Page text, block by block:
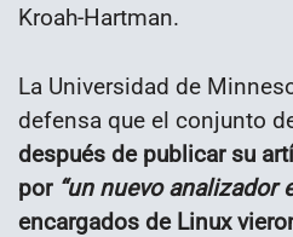
Kroah-Hartman.
La Universidad de
defensa que el conjunto
después de publicar su
por “un nuevo analizador
encargados de Linux